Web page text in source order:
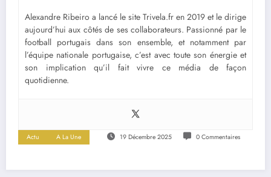
Alexandre Ribeiro a lancé le site Trivela.fr en 2019 et le dirige
aujourd’hui aux côtés de ses collaborateurs. Passionné par le
football portugais dans son ensemble, et notamment par
l’équipe nationale portugaise, c’est avec toute son énergie et
son implication qu’il fait vivre ce média de façon
quotidienne.
Actu A La Une 19 Décembre 2025 0 Commentaires